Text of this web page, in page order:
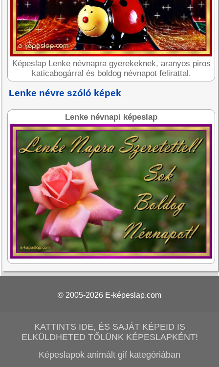
Képeslap Lenke névnapra gyerekeknek, aranyos piros
katicabogárral és boldog névnapot felirattal.
Lenke névre szóló képek
Lenke névnapi képeslap
© 2005-2026 E-képeslap.com
KATTINTS IDE, ÉS SAJÁT KÉPEID IS
ELKÜLDHETED TŐLÜNK KÉPESLAPKÉNT!
Képeslapok animált gif kategóriában